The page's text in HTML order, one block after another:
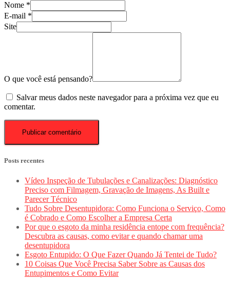
Nome *
E-mail *
Site
O que você está pensando?
Salvar meus dados neste navegador para a próxima vez que eu
comentar.
Posts recentes
Vídeo Inspeção de Tubulações e Canalizações: Diagnóstico
Preciso com Filmagem, Gravação de Imagens, As Built e
Parecer Técnico
Tudo Sobre Desentupidora: Como Funciona o Serviço, Como
é Cobrado e Como Escolher a Empresa Certa
Por que o esgoto da minha residência entope com frequência?
Descubra as causas, como evitar e quando chamar uma
desentupidora
Esgoto Entupido: O Que Fazer Quando Já Tentei de Tudo?
10 Coisas Que Você Precisa Saber Sobre as Causas dos
Entupimentos e Como Evitar